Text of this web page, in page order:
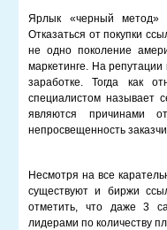
Ярлык «черный метод»
Отказаться от покупки
не одно поколение
маркетинге. На
заработке. Тогда как
специалистом называет
являются причинами
непросвещенность
Несмотря на все
существуют и биржи
отметить, что даже 3
лидерами по количеству